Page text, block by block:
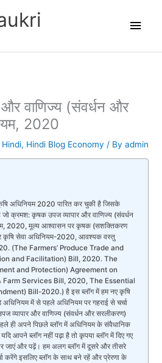
वाणिज्य (संवर्धन और
2020
Hindi, Hindi Blog Economy / Byadmin
अधिनियम 2020 पारित कर चुकी है जिसके
जो क्रमश: कृषक उपज व्यापार और वाणिज्य (संवर्धन
2020, मूल्य आश्वासन पर कृषक (सशक्तिकरण
कृषि सेवा अधिनियम-2020, आवश्यक वस्तु
(The Farmers’ Produce Trade and
and Facilitation) Bill, 2020. The
and Protection) Agreement on
Farm Services Bill, 2020, The Essential
Bill-2020.) है इस ब्लॉग में हम नए कृषि
में से पहले अधिनियम पर गहराई से चर्चा
व्यापार और वाणिज्य (संवर्धन और सरलीकरण)
ही अपने पिछले ब्लॉग में अधिनियम के संवैधानिक
आपने ब्लॉग नहीं पढ़ा है तो कृपया ब्लॉग में दिए गए
जाएं और पढ़ें। हम अलग ब्लॉग में दूसरे और तीसरे
करेंगे इसलिए ब्लॉग के साथ बने रहें और प्रेरणा के